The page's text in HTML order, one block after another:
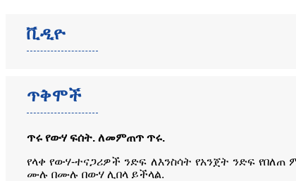
ቪዲዮ
ጥቅሞች
ጥሩ የውሃ ፍሰት. ለመምጠጥ ጥሩ.
የላቀ የውሃ-ተናጋሪዎች ንድፍ ለእንስሳት የአንጀት ንድፍ
ሙሉ በሙሉ በውሃ ሊበላ ይችላል.